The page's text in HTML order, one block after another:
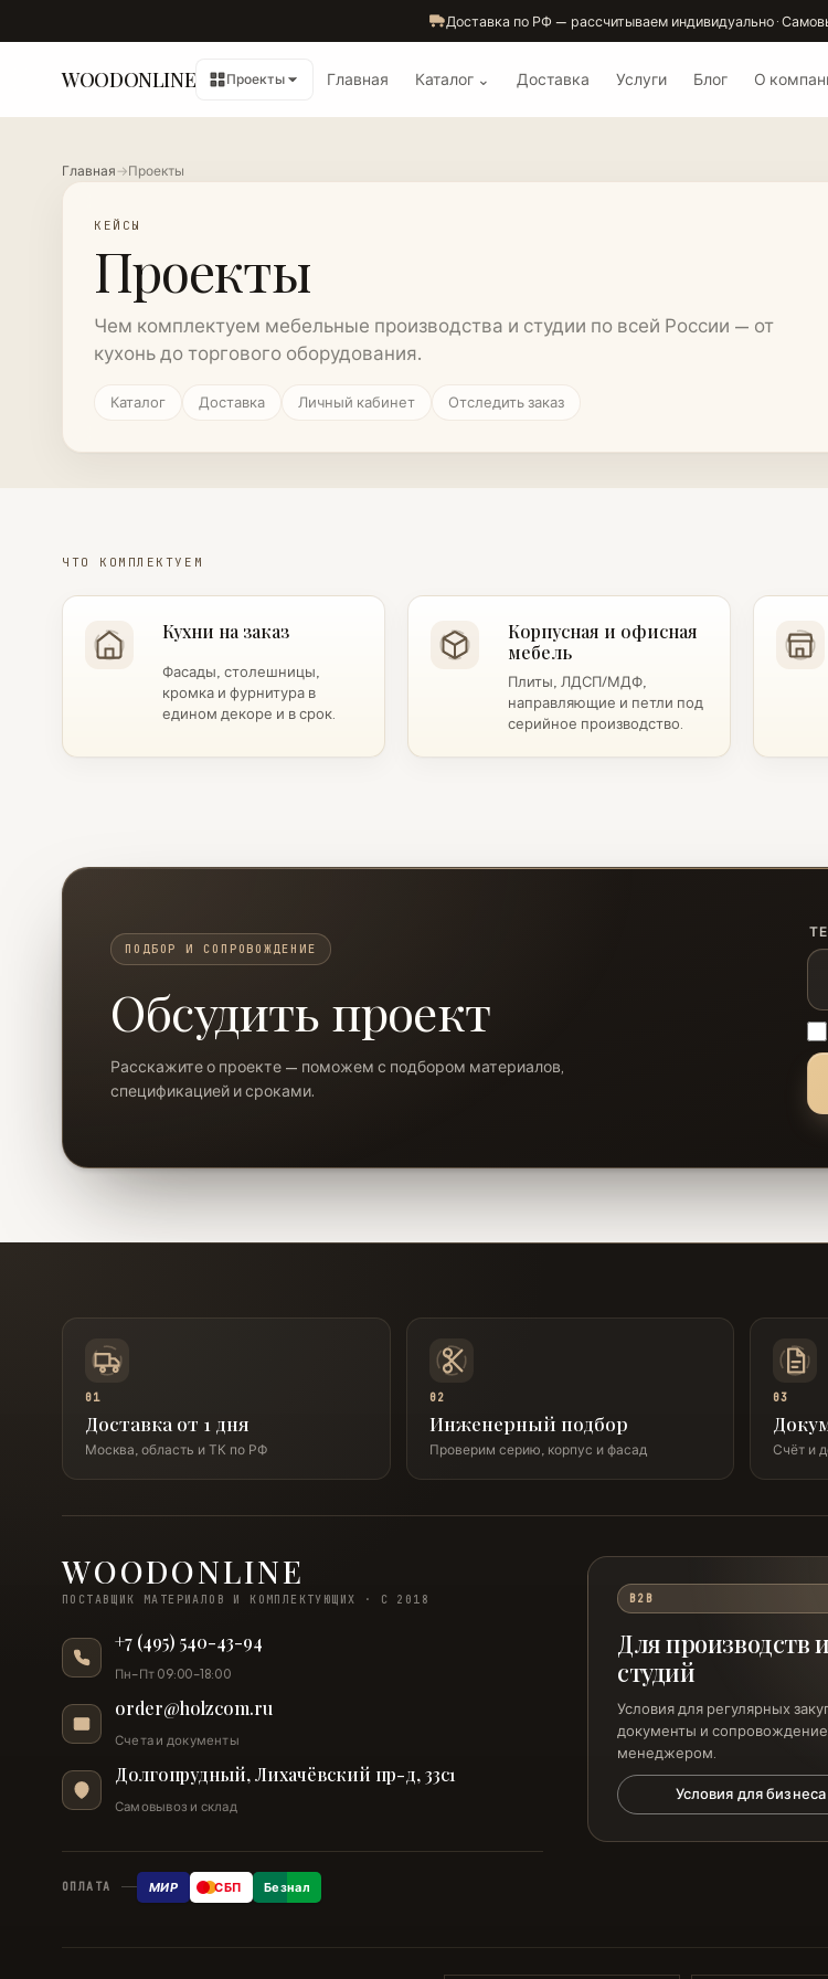
Доставка по РФ — рассчитываем индивидуально ·
WOODONLINE Проекты Главная Каталог ⌄ Доставка Услуги Блог О
Главная→Проекты
КЕЙСЫ
Проекты
Чем комплектуем мебельные производства и студии по всей России — от
кухонь до торгового оборудования.
Каталог Доставка Личный кабинет Отследить заказ
ЧТО КОМПЛЕКТУЕМ
Кухни на заказ
Фасады, столешницы,
кромка и фурнитура в
едином декоре и в срок.
Корпусная и офисная
мебель
Плиты, ЛДСП/МДФ,
направляющие и петли под
серийное производство.
ПОДБОР И СОПРОВОЖДЕНИЕ
Обсудить проект
Расскажите о проекте — поможем с подбором материалов,
спецификацией и сроками.
01
Доставка от 1 дня
Москва, область и ТК по РФ
02
Инженерный подбор
Проверим серию, корпус и фасад
03
Счёт и
WOODONLINE
ПОСТАВЩИК МАТЕРИАЛОВ И КОМПЛЕКТУЮЩИХ · С 2018
+7 (495) 540-43-94
Пн–Пт 09:00–18:00
order@holzcom.ru
Счета и документы
Долгопрудный, Лихачёвский пр-д, 33с1
Самовывоз и склад
ОПЛАТА МИР СБП Безнал
B2B
Для производств и
студий
Условия для регулярных
документы и сопровождение
менеджером.
Условия для